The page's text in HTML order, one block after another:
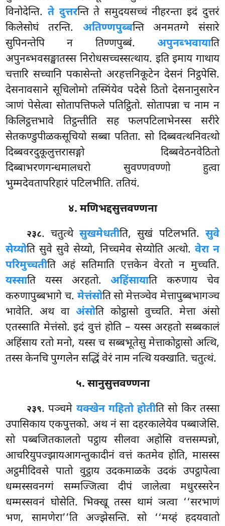
विनोदेन्ति. ते दुत्तरन्ति ते समुदयसच्चं नीहरन्ता इदं दुत्तरं
किलेसोघं तरन्ति. अतिण्णपुब्बन्ति अनमतग्गे संसारे
सुपिनन्तेपि न तिण्णपुब्बं. अपुनब्भवायाति
अपुनब्भवसङ्खातस्स निरोधसच्चस्सत्थाय. इतिइमाय गाथाय
चत्तारि सच्चानि पकासेन्तो अरहत्तनिकूटेन देसनं निट्ठपेसि.
देसनावसाने सूचिलोमो तस्मिंयेव पदेसे ठितो देसनानुसारेन
ञाणं पेसेत्वा सोतापत्तिफले पतिट्ठितो. सोतापन्ना च नाम न
किलिट्ठत्तभावे तिट्ठन्तीति सह फलपटिलाभेनस्स सरीरे
सेतकण्डुपीळकसूचियो सब्बा पतिता. सो दिब्बवत्थनिवत्थो
दिब्बवरदुकूलुत्तरासङ्गो दिब्बवेठनवेठितो
दिब्बाभरणगन्धमालधरो सुवण्णवण्णो हुत्वा
भुम्मदेवतापरिहारं पटिलभीति. ततियं.
४. मणिभद्दसुत्तवण्णना
२३८. चतुत्थेसुखमेधतीति, सुखं पटिलभति. सुवे
सेय्योति सुवे सुवे सेय्यो, निच्चमेव सेय्योति अत्थो. वेरा न
परिमुच्चतीति अहं सतिमाति एत्तकेन वेरतो न मुच्चति.
यस्साति यस्स अरहतो.अहिंसायाति करुणाय चेव
करुणापुब्बभागे च. मेत्तंसोति सो मेत्तञ्चेव मेत्तापुब्बभागञ्च
भावेति. अथ वाअंसोति कोट्ठासो वुच्चति. मेत्ता अंसो
एतस्साति मेत्तंसो. इदं वुत्तं होति – यस्स अरहतो सब्बकालं
अहिंसाय रतो मनो, यस्स च सब्बभूतेसु मेत्ताकोट्ठासो अत्थि,
तस्स केनचि पुग्गलेन सद्धिं वेरं नाम नत्थि यक्खाति. चतुत्थं.
५. सानुसुत्तवण्णना
२३९. पञ्चमे यक्खेन गहितो होतीति सो किर तस्सा
उपासिकाय एकपुत्तको. अथ नं सा दहरकालेयेव पब्बाजेसि.
सो पब्बजितकालतो पट्ठाय सीलवा अहोसि वत्तसम्पन्नो,
आचरियुपज्झायआगन्तुकादीनंवत्तं कतमेव होति, मासस्स
अट्ठमीदिवसे पातो वुट्ठाय उदकमाळके उदकं उपट्ठापेत्वा
धम्मस्सवनग्गं सम्मज्जित्वा दीपं जालेत्वा मधुरस्सरेन
धम्मस्सवनं घोसेति. भिक्खू तस्स थामं ञत्वा ‘‘सरभाणं
भण, सामणेरा’’ति अज्झेसन्ति. सो ‘‘मय्हं हदयवातो